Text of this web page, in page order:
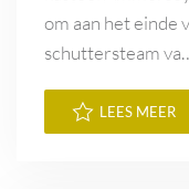
om aan het einde
schuttersteam
LEES MEER